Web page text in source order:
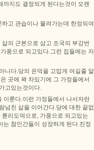
까지도 결정되게 된다는것이 오랜
고 관습이나 물려가는데 한정되여
의 근본으로 삼고 조국의 부강번
풍으로 되고있다.그런 집들에는 자
니다.당의 은덕을 고맙게 여길줄 알
곳에 꽉 차있기에 그 가정들에서
고있는것이다.
이룬다.이런 가정들에서 나서자란
넘친 삶을 이어간다.당에 대한 끝없
리도덕으로, 가풍으로 되고있는
는 참인간들이 성장하게 된다.진정